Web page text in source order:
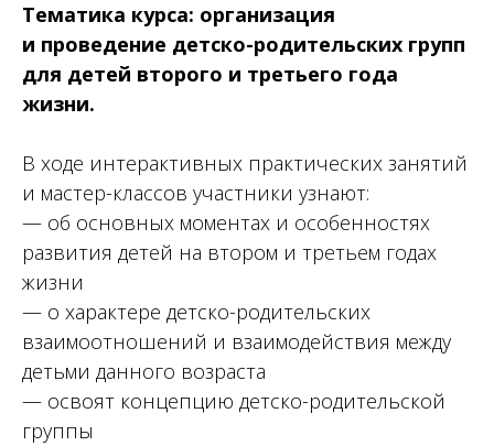
Тематика курса: организация
и проведение детско-родительских групп
для детей второго и третьего года
жизни.
В ходе интерактивных практических занятий
и мастер-классов участники узнают:
— об основных моментах и особенностях
развития детей на втором и третьем годах
жизни
— о характере детско-родительских
взаимоотношений и взаимодействия между
детьми данного возраста
— освоят концепцию детско-родительской
группы